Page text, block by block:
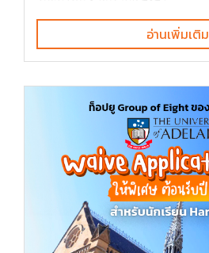
อ่านเพิ่มเติม